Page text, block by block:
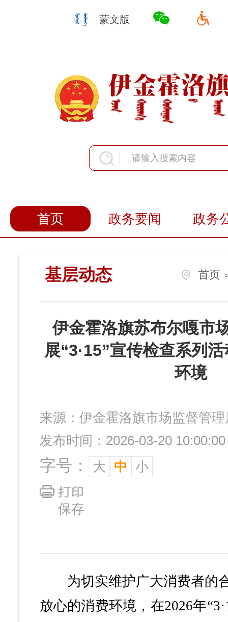
蒙文版
首页 政务要闻
政务
基层动态 首页
伊金霍洛旗苏布尔嘎市
展“3·15”宣传检查系列
环境
来源： 伊金霍洛旗市场监督管理
发布时间：2026-03-20 10:00:00
字号： 大 中 小
保存
为切实维护广大消费者的
放心的消费环境，在2026年